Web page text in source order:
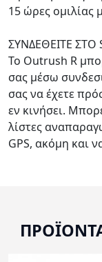
15 ώρες ομιλίας
ΣΥΝΔΕΘΕΙΤΕ ΣΤΟ
Το Outrush R
σας μέσω
σας να έχετε
εν κινήσει.
λίστες
GPS, ακόμη και